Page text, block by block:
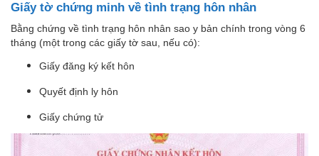
Giấy tờ chứng minh về tình trạng hôn nhân
Bằng chứng về tình trạng hôn nhân sao y bản chính trong vòng 6
tháng (một trong các giấy tờ sau, nếu có):
Giấy đăng ký kết hôn
Quyết định ly hôn
Giấy chứng tử